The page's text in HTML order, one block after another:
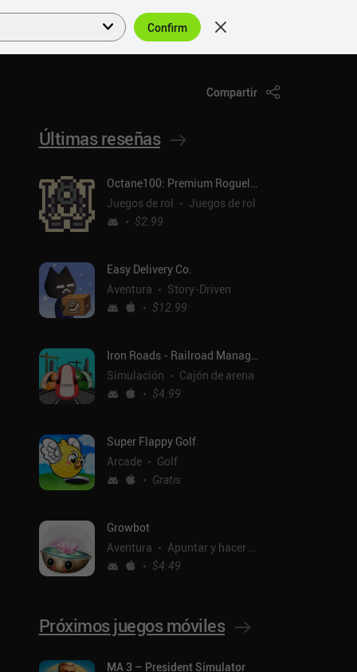
ES
Compartir
Últimas reseñas
Octane100: Premium Roguelike
Juegos de rol
Juegos de rol
$2.99
Easy Delivery Co.
Aventura
Story-Driven
$12.99
Iron Roads - Railroad Manager
Simulación
Cajón de arena
$4.99
Super Flappy Golf
Arcade
Golf
Gratis
Growbot
Aventura
Apuntar y hacer clic
$4.49
Próximos juegos móviles
MA 3 – President Simulator
Confirm